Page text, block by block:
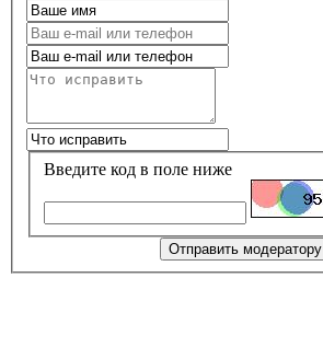
Введите код в поле ниже
Отправить модератору